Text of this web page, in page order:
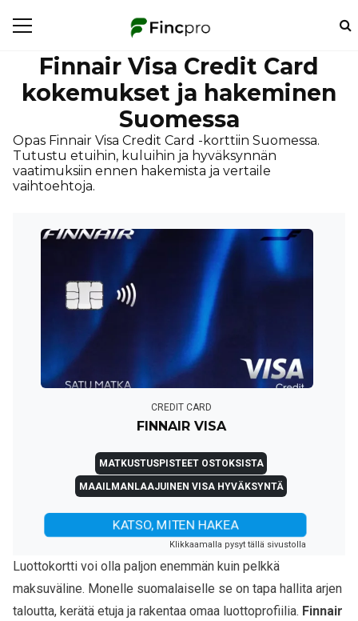
Finnair Visa Credit Card
kokemukset ja hakeminen
Suomessa
Opas Finnair Visa Credit Card -korttiin Suomessa.
Tutustu etuihin, kuluihin ja hyväksynnän
vaatimuksiin ennen hakemista ja vertaile
vaihtoehtoja.
CREDIT CARD
FINNAIR VISA
MATKUSTUSPISTEET OSTOKSISTA
MAAILMANLAAJUINEN VISA HYVÄKSYNTÄ
KATSO, MITEN HAKEA
Klikkaamalla pysyt tällä sivustolla
Luottokortti voi olla paljon enemmän kuin pelkkä
maksuväline. Monelle suomalaiselle se on tapa hallita arjen
taloutta, kerätä etuja ja rakentaa omaa luottoprofiilia. Finnair